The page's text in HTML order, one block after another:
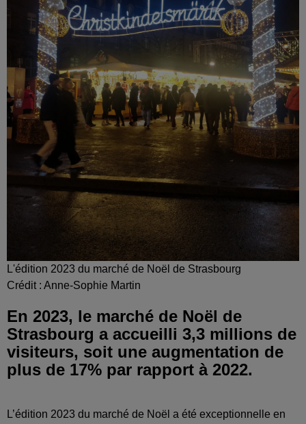
L'édition 2023 du marché de Noël de Strasbourg
Crédit : Anne-Sophie Martin
En 2023, le marché de Noël de
Strasbourg a accueilli 3,3 millions de
visiteurs, soit une augmentation de
plus de 17% par rapport à 2022.
L’édition 2023 du marché de Noël a été exceptionnelle en